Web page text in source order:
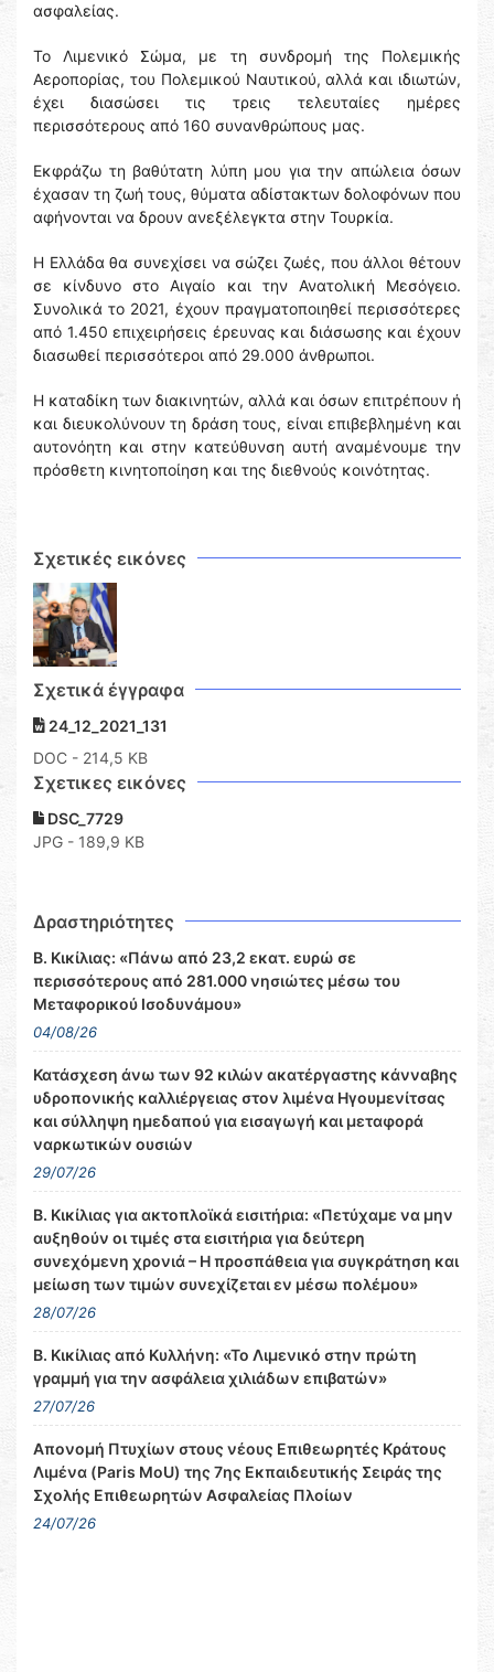
ασφαλείας.
Το Λιμενικό Σώμα, με τη συνδρομή της Πολεμικής
Αεροπορίας, του Πολεμικού Ναυτικού, αλλά και ιδιωτών,
έχει διασώσει τις τρεις τελευταίες ημέρες
περισσότερους από 160 συνανθρώπους μας.
Εκφράζω τη βαθύτατη λύπη μου για την απώλεια όσων
έχασαν τη ζωή τους, θύματα αδίστακτων δολοφόνων που
αφήνονται να δρουν ανεξέλεγκτα στην Τουρκία.
Η Ελλάδα θα συνεχίσει να σώζει ζωές, που άλλοι θέτουν
σε κίνδυνο στο Αιγαίο και την Ανατολική Μεσόγειο.
Συνολικά το 2021, έχουν πραγματοποιηθεί περισσότερες
από 1.450 επιχειρήσεις έρευνας και διάσωσης και έχουν
διασωθεί περισσότεροι από 29.000 άνθρωποι.
Η καταδίκη των διακινητών, αλλά και όσων επιτρέπουν ή
και διευκολύνουν τη δράση τους, είναι επιβεβλημένη και
αυτονόητη και στην κατεύθυνση αυτή αναμένουμε την
πρόσθετη κινητοποίηση και της διεθνούς κοινότητας.
Σχετικές εικόνες
Σχετικά έγγραφα
24_12_2021_131
DOC - 214,5 KB
Σχετικες εικόνες
DSC_7729
JPG - 189,9 KB
Δραστηριότητες
Β. Κικίλιας: «Πάνω από 23,2 εκατ. ευρώ σε
περισσότερους από 281.000 νησιώτες μέσω του
Μεταφορικού Ισοδυνάμου»
04/08/26
Κατάσχεση άνω των 92 κιλών ακατέργαστης κάνναβης
υδροπονικής καλλιέργειας στον λιμένα Ηγουμενίτσας
και σύλληψη ημεδαπού για εισαγωγή και μεταφορά
ναρκωτικών ουσιών
29/07/26
Β. Κικίλιας για ακτοπλοϊκά εισιτήρια: «Πετύχαμε να μην
αυξηθούν οι τιμές στα εισιτήρια για δεύτερη
συνεχόμενη χρονιά – Η προσπάθεια για συγκράτηση και
μείωση των τιμών συνεχίζεται εν μέσω πολέμου»
28/07/26
Β. Κικίλιας από Κυλλήνη: «Το Λιμενικό στην πρώτη
γραμμή για την ασφάλεια χιλιάδων επιβατών»
27/07/26
Απονομή Πτυχίων στους νέους Επιθεωρητές Κράτους
Λιμένα (Paris MoU) της 7ης Εκπαιδευτικής Σειράς της
Σχολής Επιθεωρητών Ασφαλείας Πλοίων
24/07/26